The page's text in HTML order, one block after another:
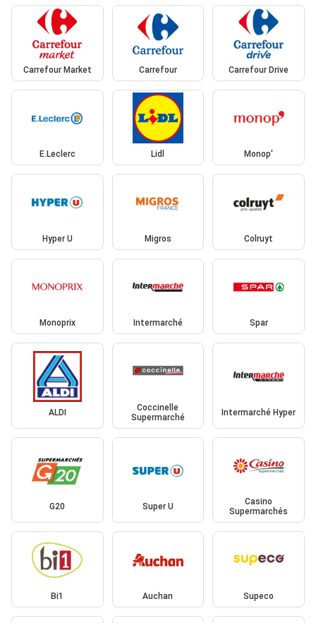
Carrefour Market Carrefour Carrefour Drive
E.Leclerc Lidl Monop'
Hyper U Migros Colruyt
Monoprix Intermarché Spar
ALDI
Coccinelle
Supermarché
Intermarché Hyper
G20 Super U
Casino
Supermarchés
Bi1 Auchan Supeco